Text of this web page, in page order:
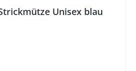
Unisex blau